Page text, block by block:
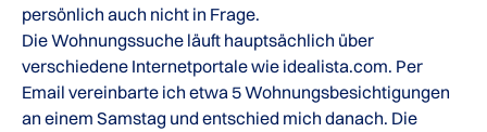
persönlich auch nicht in Frage.
Die Wohnungssuche läuft hauptsächlich über
verschiedene Internetportale wie idealista.com. Per
Email vereinbarte ich etwa 5 Wohnungsbesichtigungen
an einem Samstag und entschied mich danach. Die